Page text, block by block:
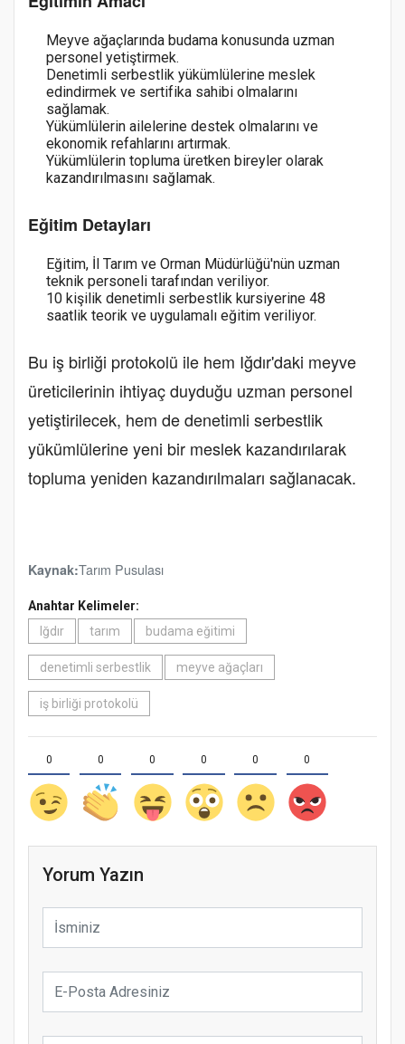
Meyve ağaçlarında budama konusunda uzman
personel yetiştirmek.
Denetimli serbestlik yükümlülerine meslek
edindirmek ve sertifika sahibi olmalarını
sağlamak.
Yükümlülerin ailelerine destek olmalarını ve
ekonomik refahlarını artırmak.
Yükümlülerin topluma üretken bireyler olarak
kazandırılmasını sağlamak.
Eğitim Detayları
Eğitim, İl Tarım ve Orman Müdürlüğü'nün uzman
teknik personeli tarafından veriliyor.
10 kişilik denetimli serbestlik kursiyerine 48
saatlik teorik ve uygulamalı eğitim veriliyor.
Bu iş birliği protokolü ile hem Iğdır'daki meyve
üreticilerinin ihtiyaç duyduğu uzman personel
yetiştirilecek, hem de denetimli serbestlik
yükümlülerine yeni bir meslek kazandırılarak
topluma yeniden kazandırılmaları sağlanacak.
Kaynak:Tarım Pusulası
Anahtar Kelimeler:
Iğdır
tarım budama eğitimi
denetimli serbestlik meyve ağaçları
iş birliği protokolü
0 0 0 0 0 0
Yorum Yazın